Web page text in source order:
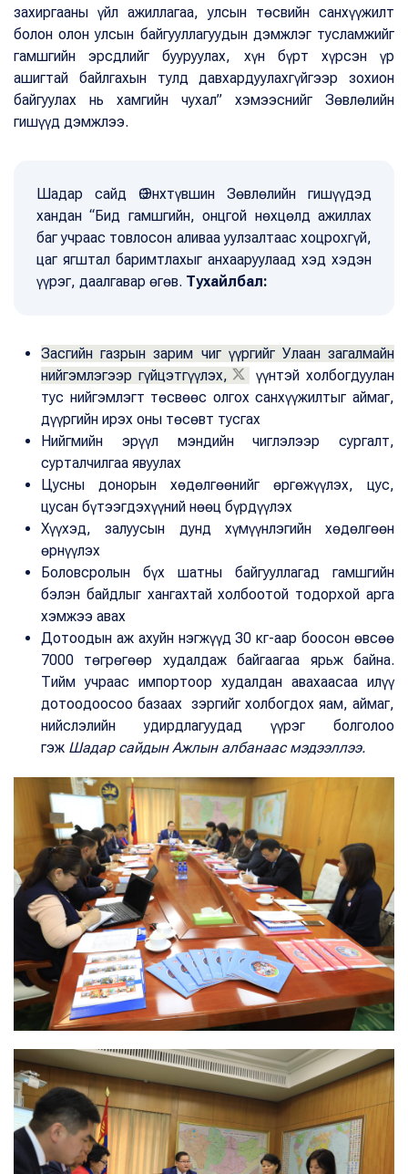
захиргааны үйл ажиллагаа, улсын төсвийн санхүүжилт
болон олон улсын байгууллагуудын дэмжлэг тусламжийг
гамшгийн эрсдлийг бууруулах, хүн бүрт хүрсэн үр
ашигтай байлгахын тулд давхардуулахгүйгээр зохион
байгуулах нь хамгийн чухал” хэмээснийг Зөвлөлийн
гишүүд дэмжлээ.
Шадар сайд Ө.Энхтүвшин Зөвлөлийн гишүүдэд
хандан “Бид гамшгийн, онцгой нөхцөлд ажиллах
баг учраас товлосон аливаа уулзалтаас хоцрохгүй,
цаг ягштал баримтлахыг анхааруулаад хэд хэдэн
үүрэг, даалгавар өгөв. Тухайлбал:
Засгийн газрын зарим чиг үүргийг Улаан загалмайн
нийгэмлэгээр гүйцэтгүүлэх,
үүнтэй холбогдуулан
тус нийгэмлэгт төсвөөс олгох санхүүжилтыг аймаг,
дүүргийн ирэх оны төсөвт тусгах
Нийгмийн эрүүл мэндийн чиглэлээр сургалт,
сурталчилгаа явуулах
Цусны донорын хөдөлгөөнийг өргөжүүлэх, цус,
цусан бүтээгдэхүүний нөөц бүрдүүлэх
Хүүхэд, залуусын дунд хүмүүнлэгийн хөдөлгөөн
өрнүүлэх
Боловсролын бүх шатны байгууллагад гамшгийн
бэлэн байдлыг хангахтай холбоотой тодорхой арга
хэмжээ авах
Дотоодын аж ахуйн нэгжүүд 30 кг-аар боосон өвсөө
7000 төгрөгөөр худалдаж байгаагаа ярьж байна.
Тийм учраас импортоор худалдан авахаасаа илүү
дотоодоосоо базаах зэргийг холбогдох яам, аймаг,
нийслэлийн удирдлагуудад үүрэг болголоо
гэж Шадар сайдын Ажлын албанаас мэдээллээ.